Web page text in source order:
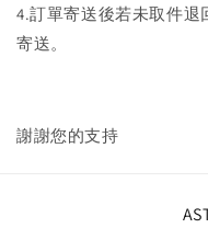
4.訂單寄送後若未取件
寄送。
謝謝您的支持